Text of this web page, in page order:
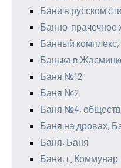
Бани в русском
Банно-прачечное
Банный
Банька в
Баня №12
Баня №2
Баня №4,
Баня на дровах,
Баня, Баня
Баня, г. Коммунар